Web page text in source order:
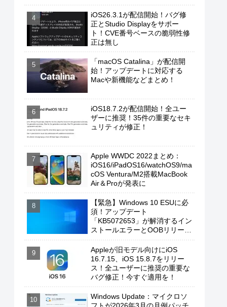
iOS26.3.1が配信開始！バグ修
正とStudio Displayをサポー
ト！CVE番号ベースの脆弱性修
正は無し
「macOS Catalina」が配信開
始！アップデートに対応する
Macや新機能などまとめ！
iOS18.7.2が配信開始！全ユー
ザーに推奨！35件の重要なセキ
ュリティが修正！
Apple WWDC 2022まとめ：
iOS16/iPadOS16/watchOS9/ma
cOS Ventura/M2搭載MacBook
Air＆Proが発表に
【緊急】Windows 10 ESUに必
須！アップデート
「KB5072653」が解消するイン
ストールエラーとOOBリリース
Appleが旧モデル向けにiOS
16.7.15、iOS 15.8.7をリリー
ス！全ユーザーに推奨の重要な
バグ修正！今すぐ適用を！
Windows Update：マイクロソ